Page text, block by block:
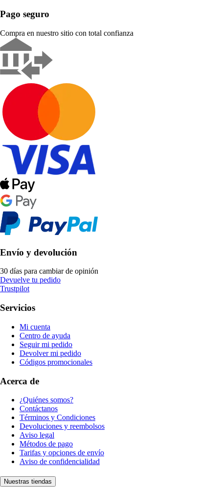
Pago seguro
Compra en nuestro sitio con total confianza
Envío y devolución
30 días para cambiar de opinión
Devuelve tu pedido
Trustpilot
Servicios
Mi cuenta
Centro de ayuda
Seguir mi pedido
Devolver mi pedido
Códigos promocionales
Acerca de
¿Quiénes somos?
Contáctanos
Términos y Condiciones
Devoluciones y reembolsos
Aviso legal
Métodos de pago
Tarifas y opciones de envío
Aviso de confidencialidad
Nuestras tiendas